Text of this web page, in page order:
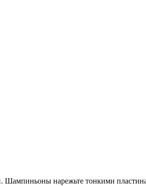
Шампиньоны нарежьте тонкими